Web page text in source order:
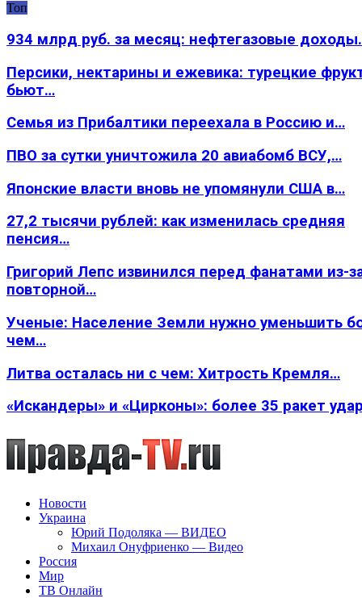
Топ
934 млрд руб. за месяц: нефтегазовые
Персики, нектарины и ежевика: турецкие
бьют…
Семья из Прибалтики переехала в Россию и…
ПВО за сутки уничтожила 20 авиабомб ВСУ,…
Японские власти вновь не упомянули США в…
27,2 тысячи рублей: как изменилась средняя
пенсия…
Григорий Лепс извинился перед фанатами из-
повторной…
Ученые: Население Земли нужно уменьшить
чем…
Литва осталась ни с чем: Хитрость Кремля…
«Искандеры» и «Цирконы»: более 35 ракет
Новости
Украина
Юрий Подоляка — ВИДЕО
Михаил Онуфриенко — Видео
Россия
Мир
ТВ Онлайн